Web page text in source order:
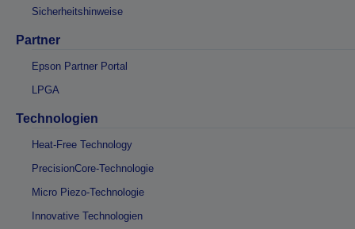
Sicherheitshinweise
Partner
Epson Partner Portal
LPGA
Technologien
Heat-Free Technology
PrecisionCore-Technologie
Micro Piezo-Technologie
Innovative Technologien